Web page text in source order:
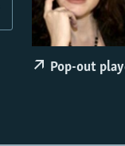
Pop-out